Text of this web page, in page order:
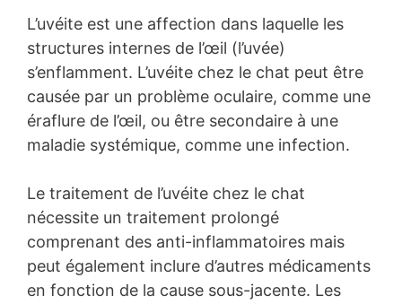
L’uvéite est une affection dans laquelle les
structures internes de l’œil (l’uvée)
s’enflamment. L’uvéite chez le chat peut être
causée par un problème oculaire, comme une
éraflure de l’œil, ou être secondaire à une
maladie systémique, comme une infection.
Le traitement de l’uvéite chez le chat
nécessite un traitement prolongé
comprenant des anti-inflammatoires mais
peut également inclure d’autres médicaments
en fonction de la cause sous-jacente. Les